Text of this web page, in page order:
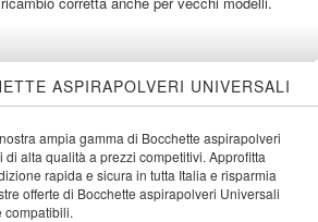
ASPIRAPOLVERI UNIVERSALI
ampia gamma di Bocchette aspirapolveri
di alta qualità a prezzi competitivi. Approfitta
rapida e sicura in tutta Italia e risparmia
offerte di Bocchette aspirapolveri Universali
compatibili.